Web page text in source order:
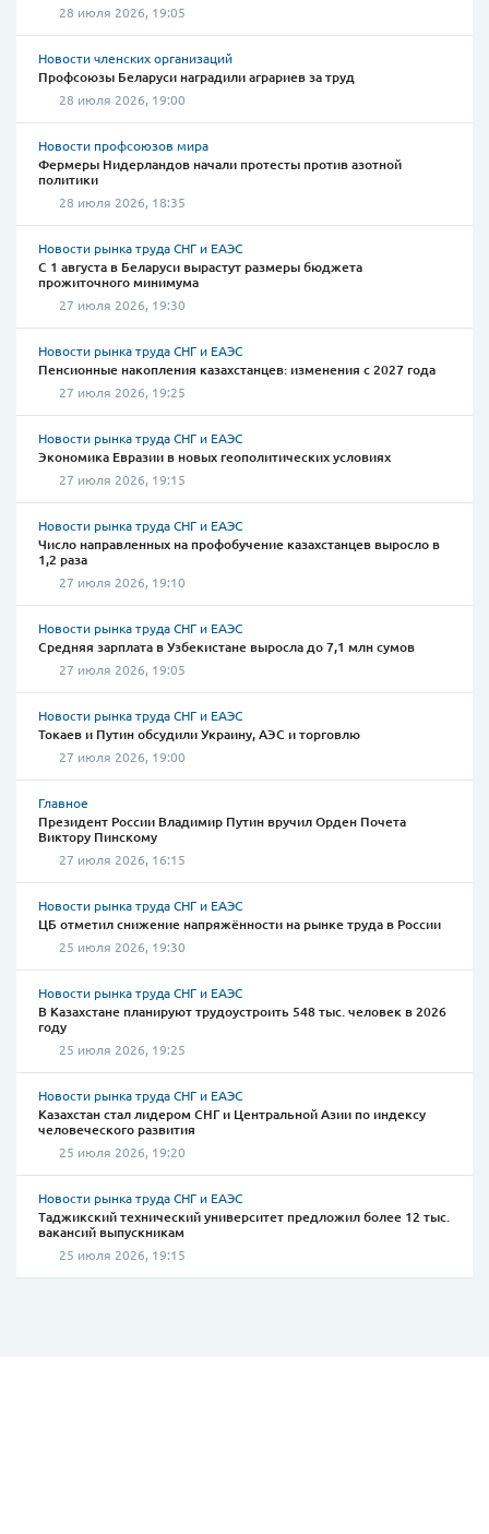
28 июля 2026, 19:05
Новости членских организаций
Профсоюзы Беларуси наградили аграриев за труд
28 июля 2026, 19:00
Новости профсоюзов мира
Фермеры Нидерландов начали протесты против азотной
политики
28 июля 2026, 18:35
Новости рынка труда СНГ и ЕАЭС
С 1 августа в Беларуси вырастут размеры бюджета
прожиточного минимума
27 июля 2026, 19:30
Новости рынка труда СНГ и ЕАЭС
Пенсионные накопления казахстанцев: изменения с 2027 года
27 июля 2026, 19:25
Новости рынка труда СНГ и ЕАЭС
Экономика Евразии в новых геополитических условиях
27 июля 2026, 19:15
Новости рынка труда СНГ и ЕАЭС
Число направленных на профобучение казахстанцев выросло в
1,2 раза
27 июля 2026, 19:10
Новости рынка труда СНГ и ЕАЭС
Средняя зарплата в Узбекистане выросла до 7,1 млн сумов
27 июля 2026, 19:05
Новости рынка труда СНГ и ЕАЭС
Токаев и Путин обсудили Украину, АЭС и торговлю
27 июля 2026, 19:00
Главное
Президент России Владимир Путин вручил Орден Почета
Виктору Пинскому
27 июля 2026, 16:15
Новости рынка труда СНГ и ЕАЭС
ЦБ отметил снижение напряжённости на рынке труда в России
25 июля 2026, 19:30
Новости рынка труда СНГ и ЕАЭС
В Казахстане планируют трудоустроить 548 тыс. человек в 2026
году
25 июля 2026, 19:25
Новости рынка труда СНГ и ЕАЭС
Казахстан стал лидером СНГ и Центральной Азии по индексу
человеческого развития
25 июля 2026, 19:20
Новости рынка труда СНГ и ЕАЭС
Таджикский технический университет предложил более 12 тыс.
вакансий выпускникам
25 июля 2026, 19:15